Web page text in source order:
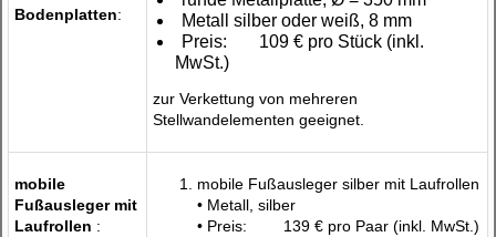
Bodenplatten:
Metall silber oder weiß, 8 mm
Preis:
109 € pro Stück (inkl.
MwSt.)
zur Verkettung von mehreren
Stellwandelementen geeignet.
mobile
Fußausleger mit
Laufrollen :
mobile Fußausleger silber mit Laufrollen
• Metall, silber
• Preis:
139 € pro Paar (inkl. MwSt.)